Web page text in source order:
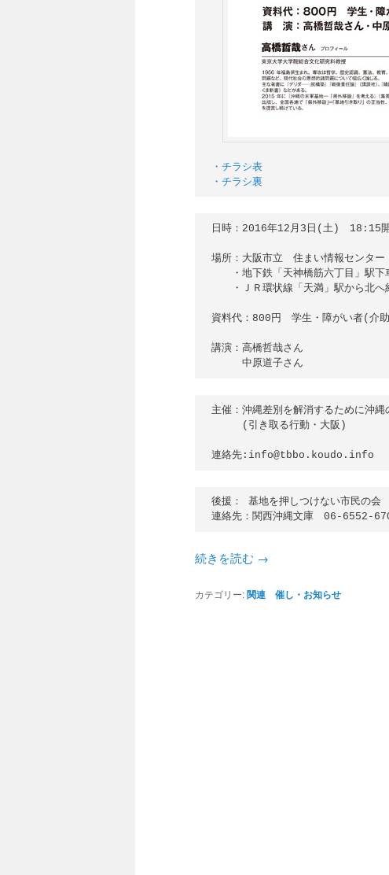
・チラシ裏
日時：2016年12月3日(土)　18:15
場所：大阪市立　住まい情報センター
・地下鉄「天神橋筋六丁目」駅下
・ＪＲ環状線「天満」駅から北へ
資料代：800円　学生・障がい者(介
講演：高橋哲哉さん
中原道子さん
主催：沖縄差別を解消するために沖
(引き取る行動・大阪)
連絡先:info@tbbo.koudo.info
後援： 基地を押しつけない市民の会
連絡先：関西沖縄文庫　06-6552-
続きを読む →
カテゴリー:関連 催し・お知らせ